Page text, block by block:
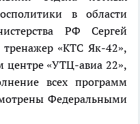
в области
РФ Сергей
«КТС Як-42»,
центре «УТЦ-авиа 22»,
всех программ
Федеральными